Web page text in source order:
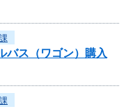
バス（ワゴン）購入